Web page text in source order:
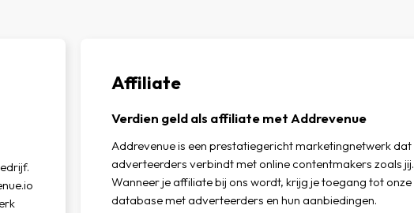
Affiliate
Verdien geld als affiliate met Addrevenue
Addrevenue is een prestatiegericht marketingnetwerk dat
adverteerders verbindt met online contentmakers zoals jij.
Wanneer je affiliate bij ons wordt, krijg je toegang tot onze
database met adverteerders en hun aanbiedingen.